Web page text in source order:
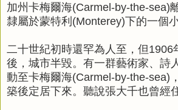
加州卡梅爾海(Carmel-by-the-sea)
隸屬於蒙特利(Monterey)下的一個小
二十世紀初時還罕為人至，但1906
後，城市半毀。 有一群藝術家、詩
動至卡梅爾海(Carmel-by-the-sea)
築後定居下來。聽說張大千也曾經